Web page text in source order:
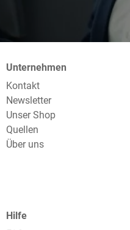
Unternehmen
Kontakt
Newsletter
Unser Shop
Quellen
Über uns
Hilfe